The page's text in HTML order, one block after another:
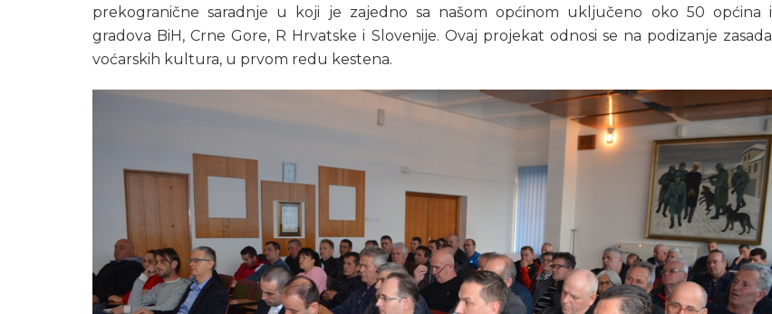
prekogranične saradnje u koji je zajedno sa našom općinom uključeno oko 50 općina i
gradova BiH, Crne Gore, R Hrvatske i Slovenije. Ovaj projekat odnosi se na podizanje zasada
voćarskih kultura, u prvom redu kestena.